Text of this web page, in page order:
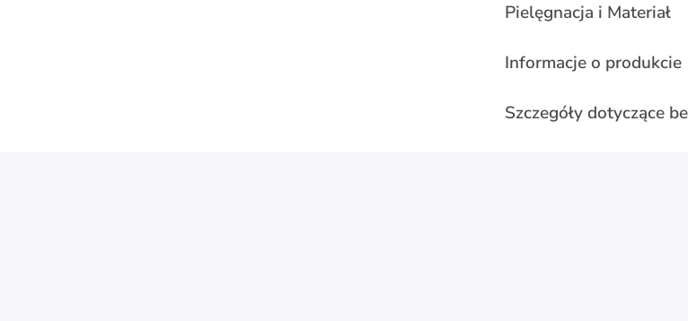
Pielęgnacja i Materiał
Informacje o produkcie
Szczegóły dotyczące